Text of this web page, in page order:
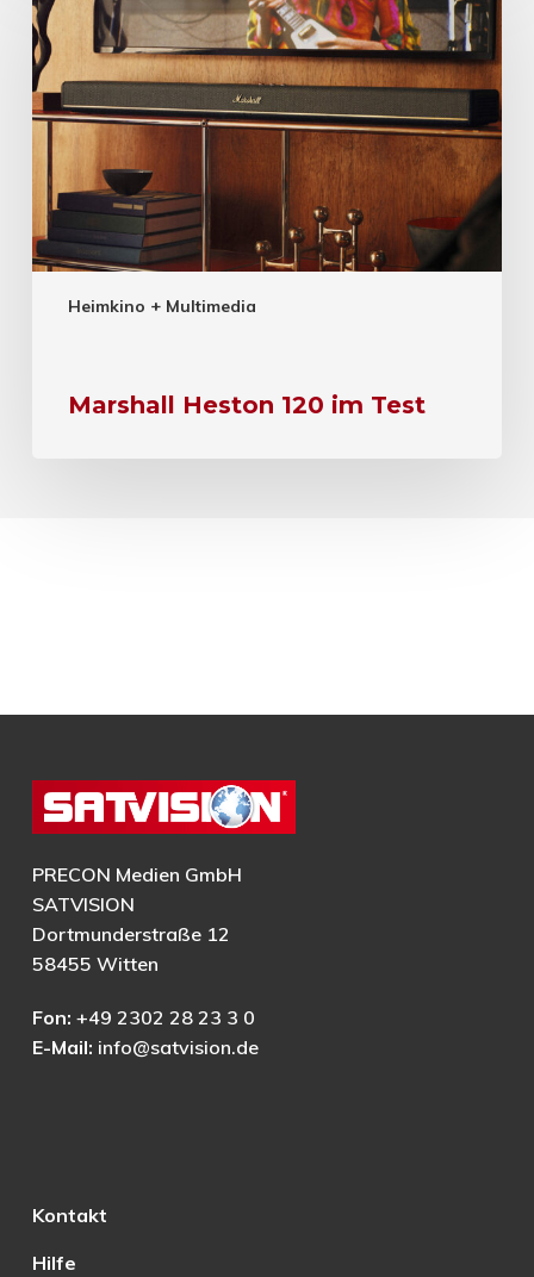
Heimkino + Multimedia
Marshall Heston 120 im Test
PRECON Medien GmbH
SATVISION
Dortmunderstraße 12
58455 Witten
Fon: +49 2302 28 23 3 0
E-Mail: info@satvision.de
Kontakt
Hilfe